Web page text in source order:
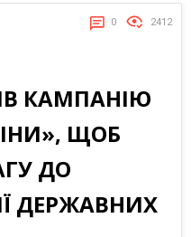
0 2412
КАМПАНІЮ
ЩОБ
ДО
ДЕРЖАВНИХ